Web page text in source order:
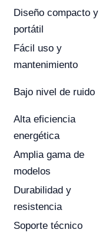
Diseño compacto y
portátil
Fácil uso y
mantenimiento
Bajo nivel de ruido
Alta eficiencia
energética
Amplia gama de
modelos
Durabilidad y
resistencia
Soporte técnico